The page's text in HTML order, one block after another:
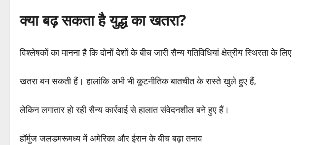
क्या बढ़ सकता है युद्ध का खतरा?
विश्लेषकों का मानना है कि दोनों देशों के बीच जारी सैन्य गतिविधियां क्षेत्रीय स्थिरता के लिए
खतरा बन सकती हैं। हालांकि अभी भी कूटनीतिक बातचीत के रास्ते खुले हुए हैं,
लेकिन लगातार हो रही सैन्य कार्रवाई से हालात संवेदनशील बने हुए हैं।
हॉर्मुज जलडमरूमध्य में अमेरिका और ईरान के बीच बढ़ा तनाव